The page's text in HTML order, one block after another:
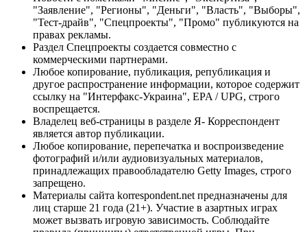
"Заявление", "Регионы", "Деньги", "Власть", "Выборы",
"Тест-драйв", "Спецпроекты", "Промо" публикуются на
правах рекламы.
Раздел Спецпроекты создается совместно с
коммерческими партнерами.
Любое копирование, публикация, републикация и
другое распространение информации, которое содержит
ссылку на "Интерфакс-Украина", EPA / UPG, строго
воспрещается.
Владелец веб-страницы в разделе Я- Корреспондент
является автор публикации.
Любое копирование, перепечатка и воспроизведение
фотографий и/или аудиовизуальных материалов,
принадлежащих правообладателю Getty Images, строго
запрещено.
Материалы сайта korrespondent.net предназначены для
лиц старше 21 года (21+). Участие в азартных играх
может вызвать игровую зависимость. Соблюдайте